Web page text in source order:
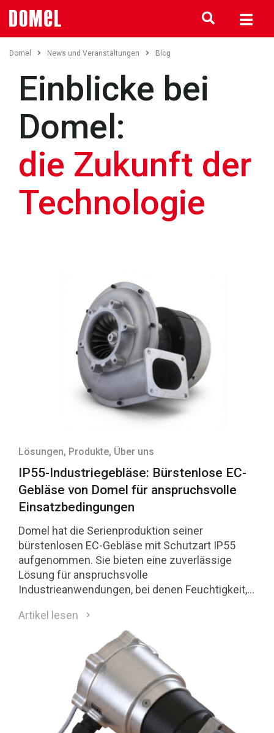
Domel News und Veranstaltungen Blog
Einblicke bei
Domel:
die Zukunft der
Technologie
Lösungen, Produkte, Über uns
IP55-Industriegebläse: Bürstenlose EC-
Gebläse von Domel für anspruchsvolle
Einsatzbedingungen
Domel hat die Serienproduktion seiner
bürstenlosen EC-Gebläse mit Schutzart IP55
aufgenommen. Sie bieten eine zuverlässige
Lösung für anspruchsvolle
Industrieanwendungen, bei denen Feuchtigkeit,
Umwelteinflüsse einen dauerhaft sicheren
Artikel lesen